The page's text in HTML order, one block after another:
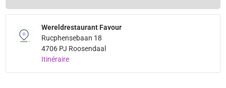
Wereldrestaurant Favour
Rucphensebaan 18
4706 PJ Roosendaal
Itinéraire